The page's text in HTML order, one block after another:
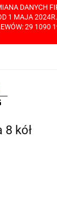
DANYCH
1 MAJA
29 1090
8 kół